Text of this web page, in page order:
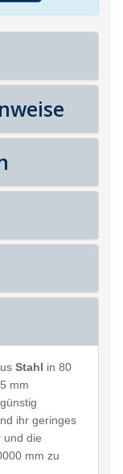
Stahl in 80
mm
ihr geringes
und die
mm zu